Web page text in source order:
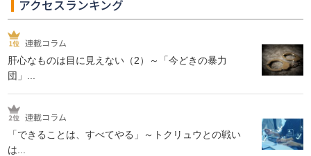
アクセスランキング
連載コラム
肝心なものは目に見えない（2）～「今どきの暴力
団」...
連載コラム
「できることは、すべてやる」～トクリュウとの戦い
は...